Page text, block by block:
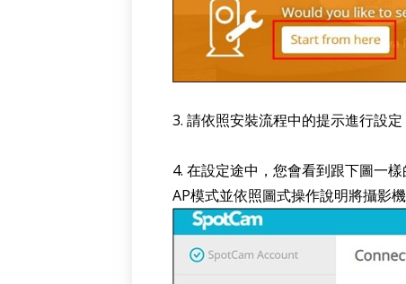
3. 請依照安裝流程中的提示進行設
4. 在設定途中，您會看到跟下圖一
AP模式並依照圖式操作說明將攝影